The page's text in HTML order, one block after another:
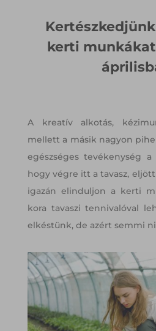
kerti
A kreatív alkotás,
mellett a másik nagyon
egészséges tevékenység a
hogy végre itt a tavasz,
igazán elinduljon a kerti
kora tavaszi tennivalóval
elkéstünk, de azért semmi